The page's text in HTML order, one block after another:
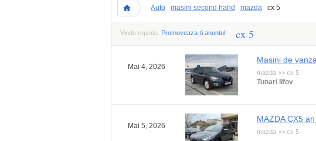
Auto masini second hand mazda cx 5
Vinde repede. Promoveaza-ti anuntul! cx 5
Mai 4, 2026
Masini de
mazda >> cx 5
Tunari Ilfov
Mai 5, 2026
MAZDA CX5
mazda >> cx 5